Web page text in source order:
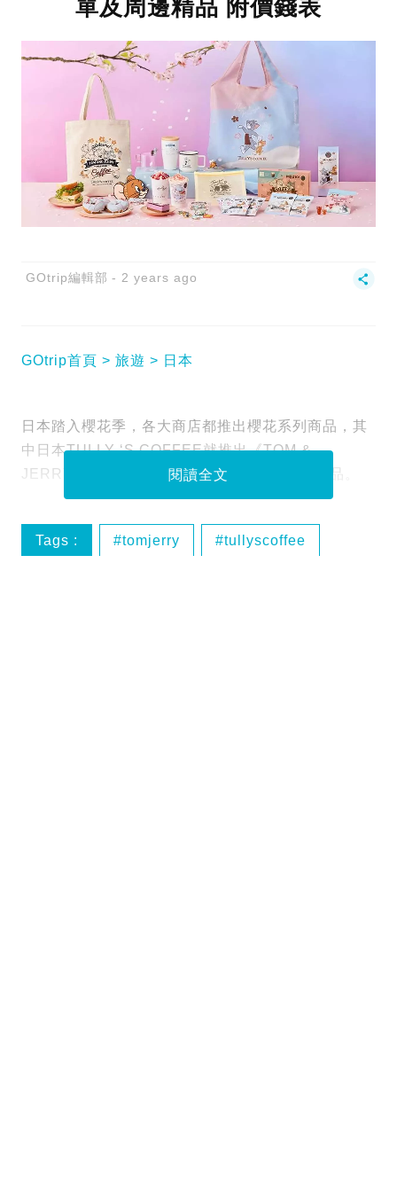
單及周邊精品 附價錢表
GOtrip編輯部 2 years ago
GOtrip首頁 旅遊 日本
日本踏入櫻花季，各大商店都推出櫻花系列商品，其
中日本TULLY ‘S COFFEE就推出《TOM &
JERRY》櫻花系列，有期間限定餐單及周邊精品。
閱讀全文
Tags : tomjerry tullyscoffee